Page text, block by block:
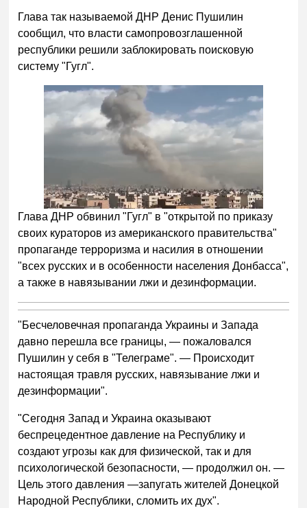
Глава так называемой ДНР Денис Пушилин
сообщил, что власти самопровозглашенной
республики решили заблокировать поисковую
систему "Гугл".
Глава ДНР обвинил "Гугл" в "открытой по приказу
своих кураторов из американского правительства"
пропаганде терроризма и насилия в отношении
"всех русских и в особенности населения Донбасса",
а также в навязывании лжи и дезинформации.
"Бесчеловечная пропаганда Украины и Запада
давно перешла все границы, — пожаловался
Пушилин у себя в "Телеграме". — Происходит
настоящая травля русских, навязывание лжи и
дезинформации".
"Сегодня Запад и Украина оказывают
беспрецедентное давление на Республику и
создают угрозы как для физической, так и для
психологической безопасности, — продолжил он. —
Цель этого давления —запугать жителей Донецкой
Народной Республики, сломить их дух".